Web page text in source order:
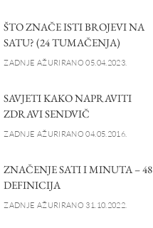
ŠTO ZNAČE ISTI BROJEVI NA
SATU? (24 TUMAČENJA)
ZADNJE AŽURIRANO 05.04.2023.
SAVJETI KAKO NAPRAVITI
ZDRAVI SENDVIČ
ZADNJE AŽURIRANO 04.05.2016.
ZNAČENJE SATI I MINUTA – 48
DEFINICIJA
ZADNJE AŽURIRANO 31.10.2022.